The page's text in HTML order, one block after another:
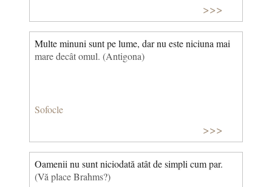
sau” sau “fiecare cu adevarul sau”. Astfel, mierea
pare dulce pentru omul sănătos, dar amara pentru
omul bolnav și nu se poate spune că vreunul dintre
cei doi se insala. Protagoras se releva senzualist,
afirmand adevărul simțurilor.
Relativism: doctrină care postulează relativitatea
cunoștințelor omenești, în sensul că nimic nu este
absolut adevărat decât prin raportare la individ.
Senzualism: doctrină filosofică bazată pe
recunoașterea senzației ca singura sursă a
cunoștințelor noastre despre lume.
>>>
Multe minuni sunt pe lume, dar nu este niciuna mai
mare decât omul. (Antigona)
Sofocle
>>>
Oamenii nu sunt niciodată atât de simpli cum par.
(Vă place Brahms?)